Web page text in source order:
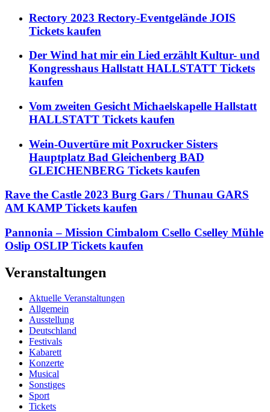
Rectory 2023 Rectory-Eventgelände JOIS
Tickets kaufen
Der Wind hat mir ein Lied erzählt Kultur- und
Kongresshaus Hallstatt HALLSTATT Tickets
kaufen
Vom zweiten Gesicht Michaelskapelle Hallstatt
HALLSTATT Tickets kaufen
Wein-Ouvertüre mit Poxrucker Sisters
Hauptplatz Bad Gleichenberg BAD
GLEICHENBERG Tickets kaufen
Rave the Castle 2023 Burg Gars / Thunau GARS
AM KAMP Tickets kaufen
Pannonia – Mission Cimbalom Csello Cselley Mühle
Oslip OSLIP Tickets kaufen
Veranstaltungen
Aktuelle Veranstaltungen
Allgemein
Ausstellung
Deutschland
Festivals
Kabarett
Konzerte
Musical
Sonstiges
Sport
Tickets